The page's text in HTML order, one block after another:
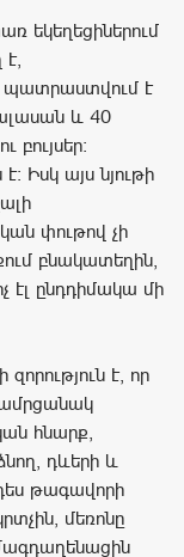
եկեղեցիներում
պատրաստվում է
և 40
բույսեր:
Իսկ այս նյութի
փութով չի
բնակատեղին,
էլ ընդդիմակա մի
է, որ
հնարք,
դևերի և
թագավորի
մեռոնը